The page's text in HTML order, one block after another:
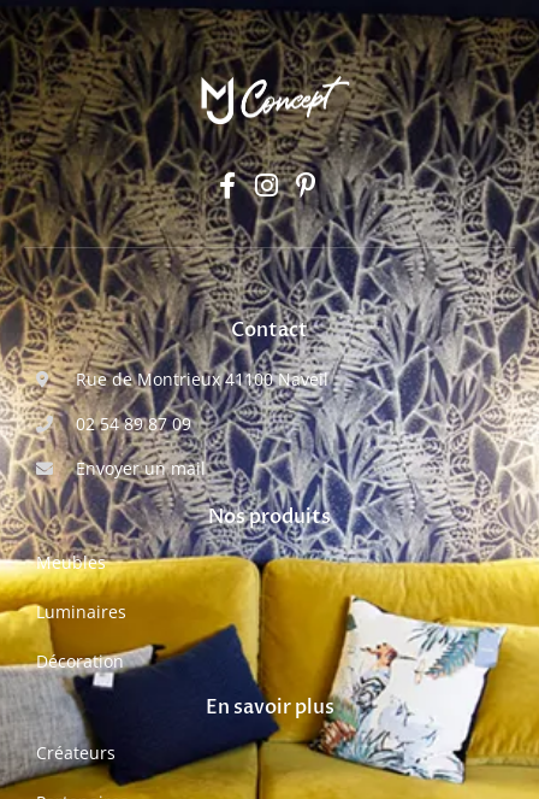
Contact
Rue de Montrieux 41100 Naveil
02 54 89 87 09
Envoyer un mail
Nos produits
Meubles
Luminaires
Décoration
En savoir plus
Créateurs